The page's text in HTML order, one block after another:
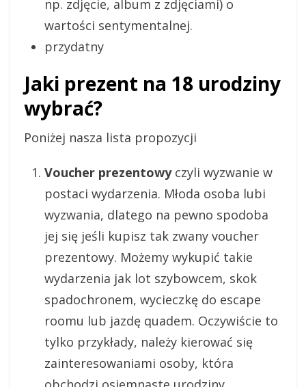
np. zdjęcie, album z zdjęciami) o
wartości sentymentalnej.
przydatny
Jaki prezent na 18 urodziny
wybrać?
Poniżej nasza lista propozycji
Voucher prezentowyczyli wyzwanie w
postaci wydarzenia. Młoda osoba lubi
wyzwania, dlatego na pewno spodoba
jej się jeśli kupisz tak zwany voucher
prezentowy. Możemy wykupić takie
wydarzenia jak lot szybowcem, skok
spadochronem, wycieczkę do escape
roomu lub jazdę quadem. Oczywiście to
tylko przykłady, należy kierować się
zainteresowaniami osoby, która